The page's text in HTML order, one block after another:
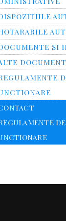
SI